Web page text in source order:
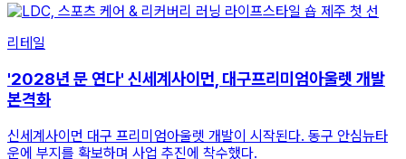
리테일
'2028년 문 연다' 신세계사이먼, 대구프리미엄아울렛 개발
본격화
신세계사이먼 대구 프리미엄아울렛 개발이 시작된다. 동구 안심뉴타
운에 부지를 확보하며 사업 추진에 착수했다.